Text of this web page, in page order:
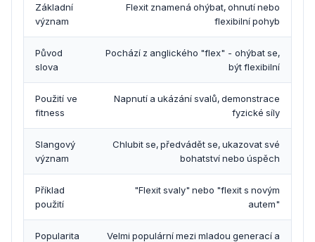
Základní
význam
Flexit znamená ohýbat, ohnutí nebo
flexibilní pohyb
Původ
slova
Pochází z anglického "flex" - ohýbat se,
být flexibilní
Použití ve
fitness
Napnutí a ukázání svalů, demonstrace
fyzické síly
Slangový
význam
Chlubit se, předvádět se, ukazovat své
bohatství nebo úspěch
Příklad
použití
"Flexit svaly" nebo "flexit s novým
autem"
Popularita
Velmi populární mezi mladou generací a